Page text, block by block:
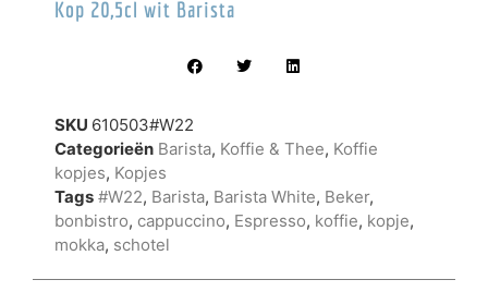
Kop 20,5cl wit Barista
SKU 610503#W22
Categorieën Barista, Koffie & Thee, Koffie
kopjes, Kopjes
Tags #W22, Barista, Barista White, Beker,
bonbistro, cappuccino, Espresso, koffie, kopje,
mokka, schotel